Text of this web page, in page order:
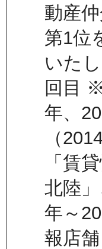
動産
第1位
いた
回目
年、
（
「賃
北陸
年～
報店